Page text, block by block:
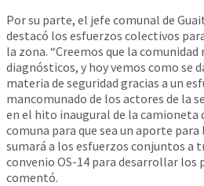
Por su parte, el jefe comunal de
destacó los esfuerzos colectivos
la zona. “Creemos que la comunidad
diagnósticos, y hoy vemos como se
materia de seguridad gracias a un
mancomunado de los actores de la
en el hito inaugural de la camioneta
comuna para que sea un aporte para
sumará a los esfuerzos conjuntos a
convenio OS-14 para desarrollar los
comentó.